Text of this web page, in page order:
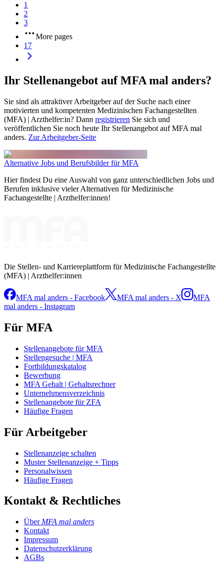
1
2
3
More pages
17
Ihr Stellenangebot auf MFA mal anders?
Sie sind als attraktiver Arbeitgeber auf der Suche nach einer
motivierten und kompetenten Medizinischen Fachangestellten
(MFA) | Arzthelfer:in? Dann registrieren Sie sich und
veröffentlichen Sie noch heute Ihr Stellenangebot auf MFA mal
anders. Zur Arbeitgeber-Seite
Alternative Jobs und Berufsbilder für MFA
Hier findest Du eine Auswahl von ganz unterschiedlichen Jobs und
Berufen inklusive vieler Alternativen für Medizinische
Fachangestellte | Arzthelfer:innen!
Die Stellen- und Karriereplattform für Medizinische Fachangestellte
(MFA) | Arzthelfer:innen
MFA mal anders - Facebook MFA mal anders - X
MFA
mal anders - Instagram
Für MFA
Stellenangebote für MFA
Stellengesuche | MFA
Fortbildungskatalog
Bewerbung
MFA Gehalt | Gehaltsrechner
Unternehmensverzeichnis
Stellenangebote für ZFA
Häufige Fragen
Für Arbeitgeber
Stellenanzeige schalten
Muster Stellenanzeige + Tipps
Personalwissen
Häufige Fragen
Kontakt & Rechtliches
Über MFA mal anders
Kontakt
Impressum
Datenschutzerklärung
AGBs